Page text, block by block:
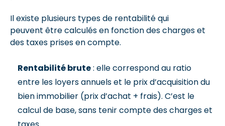
Il existe plusieurs types de rentabilité qui
peuvent être calculés en fonction des charges et
des taxes prises en compte.
Rentabilité brute: elle correspond au ratio
entre les loyers annuels et le prix d’acquisition du
bien immobilier (prix d’achat + frais). C’est le
calcul de base, sans tenir compte des charges et